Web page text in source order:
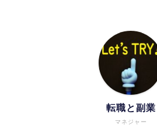
マネジャー
転職と副業